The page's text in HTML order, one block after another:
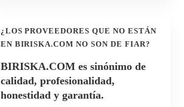
¿LOS PROVEEDORES QUE NO ESTÁN
EN BIRISKA.COM NO SON DE FIAR?
BIRISKA.COM es sinónimo de
calidad, profesionalidad,
honestidad y garantía.